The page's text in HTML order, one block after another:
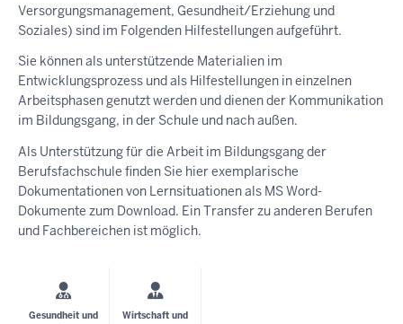
Versorgungsmanagement, Gesundheit/Erziehung und
Soziales) sind im Folgenden Hilfestellungen aufgeführt.
Sie können als unterstützende Materialien im
Entwicklungsprozess und als Hilfestellungen in einzelnen
Arbeitsphasen genutzt werden und dienen der Kommunikation
im Bildungsgang, in der Schule und nach außen.
Als Unterstützung für die Arbeit im Bildungsgang der
Berufsfachschule finden Sie hier exemplarische
Dokumentationen von Lernsituationen als MS Word-
Dokumente zum Download. Ein Transfer zu anderen Berufen
und Fachbereichen ist möglich.
Gesundheit und
Wirtschaft und